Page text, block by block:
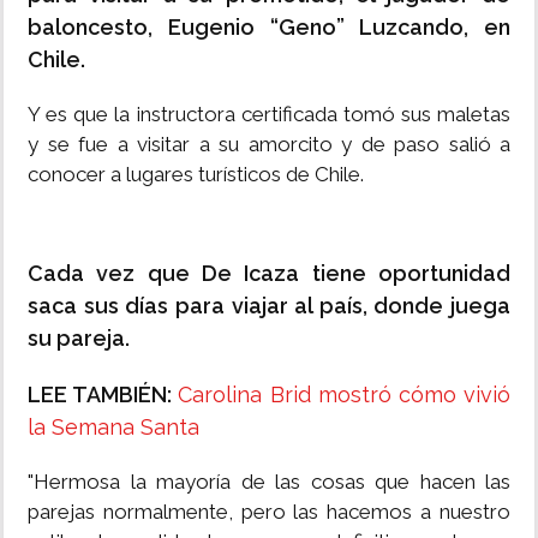
baloncesto, Eugenio “Geno” Luzcando, en
Chile.
Y es que la instructora certificada tomó sus maletas
y se fue a visitar a su amorcito y de paso salió a
conocer a lugares turísticos de Chile.
Cada vez que De Icaza tiene oportunidad
saca sus días para viajar al país, donde juega
su pareja.
LEE TAMBIÉN:Carolina Brid mostró cómo vivió
la Semana Santa
"Hermosa la mayoría de las cosas que hacen las
parejas normalmente, pero las hacemos a nuestro